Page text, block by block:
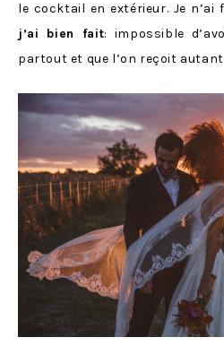
le cocktail en extérieur. Je
j’ai bien fait: impossible
partout et que l’on reçoit autant